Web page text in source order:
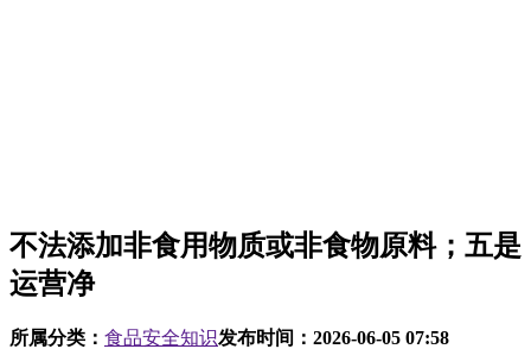
不法添加非食用物质或非食物原料；五是
运营净
所属分类： 食品安全知识发布时间： 2026-06-05 07:58